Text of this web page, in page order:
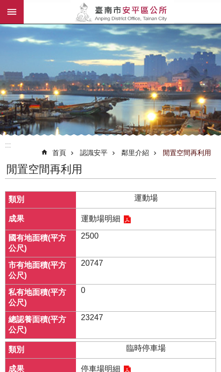
跳到主要內容區塊
:::
首頁 認識安平 鄰里介紹 閒置空間再利用
閒置空間再利用
運動場
運動場明細
2500
20747
0
23247
臨時停車場
停車場明細